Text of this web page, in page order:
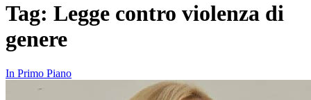
Tag: Legge contro violenza di
genere
In Primo Piano